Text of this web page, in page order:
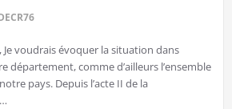
voudrais évoquer la situation dans
département, comme d’ailleurs l’ensemble
pays. Depuis l’acte II de la